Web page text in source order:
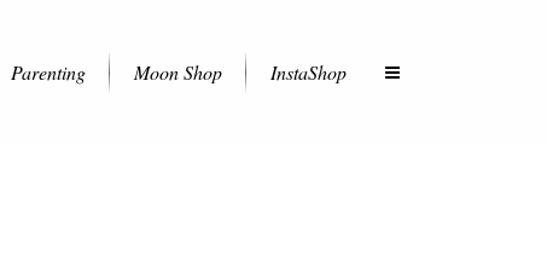
Parenting Moon Shop InstaShop